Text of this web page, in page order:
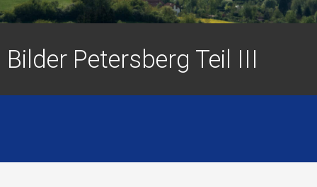
Bilder Petersberg Teil III